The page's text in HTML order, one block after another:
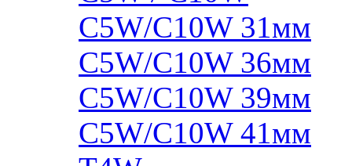
C5W/C10W 31мм
C5W/C10W 36мм
C5W/C10W 39мм
C5W/C10W 41мм